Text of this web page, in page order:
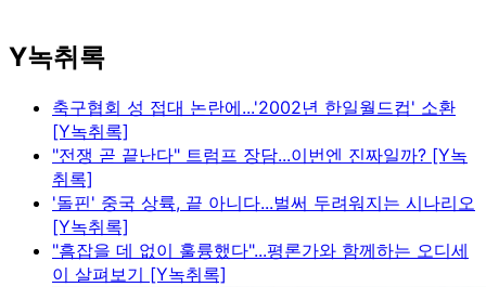
Y녹취록
축구협회 성 접대 논란에...'2002년 한일월드컵' 소환
[Y녹취록]
"전쟁 곧 끝난다" 트럼프 장담...이번엔 진짜일까? [Y녹
취록]
'돌핀' 중국 상륙, 끝 아니다...벌써 두려워지는 시나리오
[Y녹취록]
"흠잡을 데 없이 훌륭했다"...평론가와 함께하는 오디세
이 살펴보기 [Y녹취록]